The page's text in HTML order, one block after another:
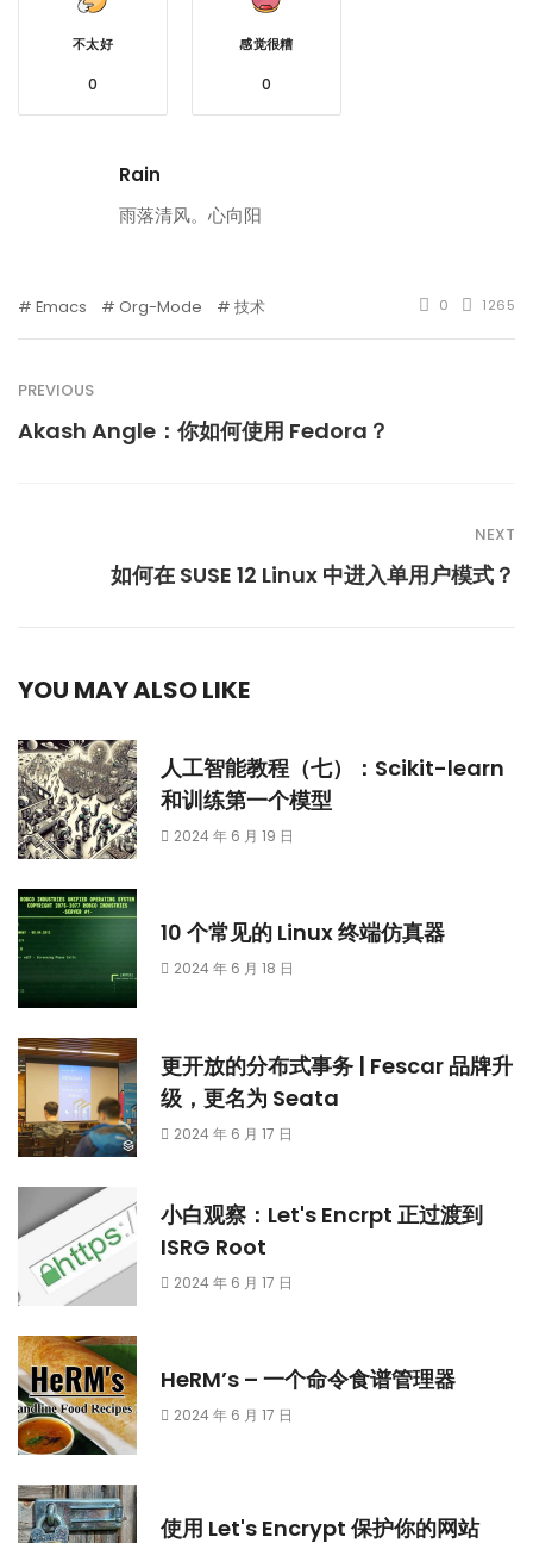
不太好
0
感觉很糟
0
Rain
雨落清风。心向阳
Emacs Org-Mode 技术 0 1265
PREVIOUS
Akash Angle：你如何使用 Fedora？
NEXT
如何在 SUSE 12 Linux 中进入单用户模式？
YOU MAY ALSO LIKE
人工智能教程（七）：Scikit-learn
和训练第一个模型
2024 年 6 月 19 日
10 个常见的 Linux 终端仿真器
2024 年 6 月 18 日
更开放的分布式事务 | Fescar 品牌升
级，更名为 Seata
2024 年 6 月 17 日
小白观察：Let's Encrpt 正过渡到
ISRG Root
2024 年 6 月 17 日
HeRM’s – 一个命令食谱管理器
2024 年 6 月 17 日
使用 Let's Encrypt 保护你的网站